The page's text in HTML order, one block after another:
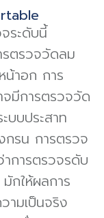
ระดับนี้
รตรวจวัดลม
น้าอก การ
จมีการตรวจวัด
บบประสาท
กรน การตรวจ
การตรวจรดับ
กให้ผลการ
ามเป็นจริง